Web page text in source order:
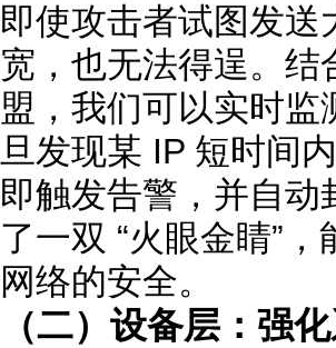
即使攻击者试图发
宽，也无法得逞。
盟，我们可以实时
旦发现某 IP 短时间
即触发告警，并自
了一双 “火眼金睛”
网络的安全。
（二）设备层：强